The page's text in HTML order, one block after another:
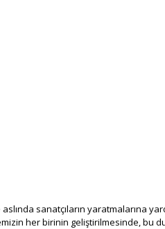
sanatçıların yaratmalarına
her birinin geliştirilmesinde, bu